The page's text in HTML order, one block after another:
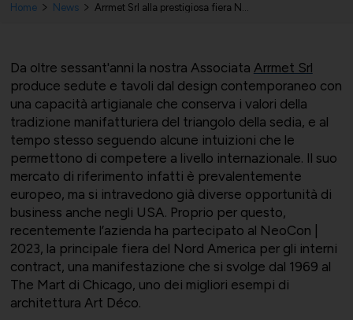
Home News
Da oltre sessant'anni la nostra Associata Arrmet Srl
produce sedute e tavoli dal design contemporaneo con
una capacità artigianale che conserva i valori della
tradizione manifatturiera del triangolo della sedia, e al
tempo stesso seguendo alcune intuizioni che le
permettono di competere a livello internazionale. Il suo
mercato di riferimento infatti è prevalentemente
europeo, ma si intravedono già diverse opportunità di
business anche negli USA. Proprio per questo,
recentemente l’azienda ha partecipato al NeoCon |
2023, la principale fiera del Nord America per gli interni
contract, una manifestazione che si svolge dal 1969 al
The Mart di Chicago, uno dei migliori esempi di
architettura Art Déco.
Bilateralità
ConfapiD
Gruppo Giovani
UNIONTRASPORTI
ANIEM
UNIONCHIMICA
Export e commerciale
Appalti e territorio
Formazione finanziata e risorse
umane